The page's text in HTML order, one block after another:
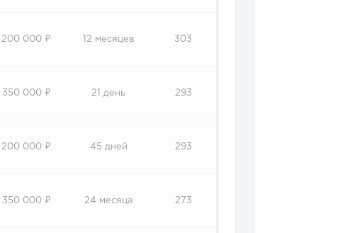
200 000 ₽ 12 месяцев 303
350 000 ₽ 21 день 293
200 000 ₽ 45 дней 293
350 000 ₽ 24 месяца 273